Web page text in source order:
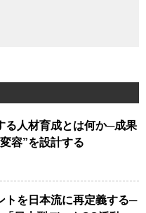
る人材育成とは何か─成果
容”を設計する
トを日本流に再定義する─